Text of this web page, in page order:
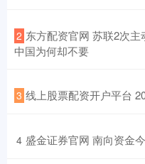
2 东方配资官网 苏联2次主
中国为何却不要
3 线上股票配资开户平台
4 盛金证券官网 南向资金